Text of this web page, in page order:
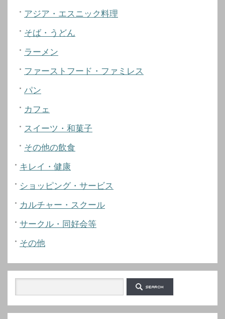
アジア・エスニック料理
そば・うどん
ラーメン
ファーストフード・ファミレス
パン
カフェ
スイーツ・和菓子
その他の飲食
キレイ・健康
ショッピング・サービス
カルチャー・スクール
サークル・同好会等
その他